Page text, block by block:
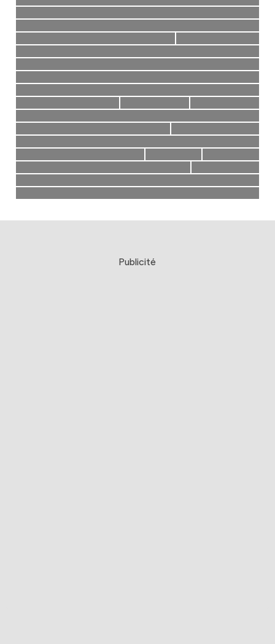
Publicité